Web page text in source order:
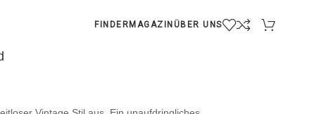
FINDER MAGAZIN ÜBER UNS